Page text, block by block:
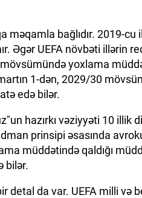
məqamla bağlıdır. 2019-
Əgər UEFA növbəti illərin
yoxlama
1-dən, 2029/30
edə bilər.
hazırkı vəziyyəti 10 illik
prinsipi əsasında
müddətində qaldığı
bilər.
detal da var. UEFA milli və